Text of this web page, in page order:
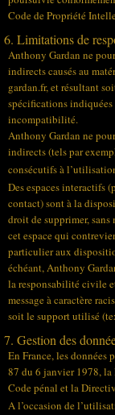
Code de Propriété
6. Limitations de
Anthony Gardan ne
indirects causés au
gardan.fr, et résultant
spécifications
incompatibilité.
Anthony Gardan ne
indirects (tels par
consécutifs à
Des espaces interactifs
contact) sont à la
droit de supprimer, sans
cet espace qui
particulier aux
échéant, Anthony
la responsabilité civile
message à caractère
soit le support utilisé
7. Gestion des
En France, les données
87 du 6 janvier 1978,
Code pénal et la
A l’occasion de